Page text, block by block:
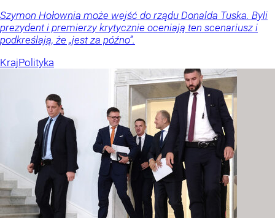
Szymon Hołownia może wejść do rządu Donalda Tuska. Byli
prezydent i premierzy krytycznie oceniają ten scenariusz i
podkreślają, że „jest za późno”.
KrajPolityka